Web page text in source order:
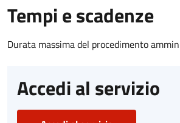
Tempi e scadenze
Durata massima del procedimento
Accedi al servizio